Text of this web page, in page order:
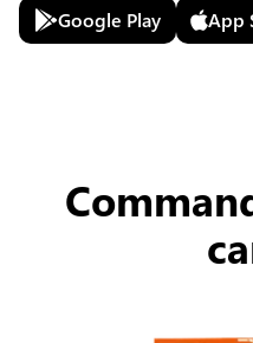
Google Play App